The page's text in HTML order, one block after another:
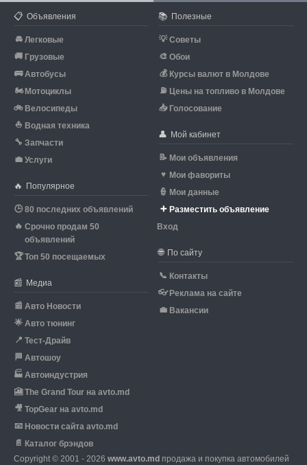
📋 Объявления
🚘 Легковые
🚚 Грузовые
🚌 Автобусы
🏍 Мотоциклы
🚲 Велосипеды
⛵ Водная техника
🔧 Запчасти
💼 Услуги
🔥 Популярное
🕒 80 последних объявлений
🔥 Срочно продам 50
объявлений
🏆Топ 50 посещаемых
📰 Медиа
📰 Авто Новости
🌟 Авто тюнинг
📍 Тест-Драйв
🏁 Автошоу
🏭 Автоиндустрия
🎦 The Grand Tour на avto.md
🎥 TopGear на avto.md
📧 Новости сайта avto.md
📄 Каталог брэндов
📚 Полезные
💡 Советы
🎨 Обои
💰 Курсы валют в Молдове
⛽ Цены на топливо в Молдове
📥 Голосование
👤 Мой кабинет
📝 Мои объявления
♥ Мои фавориты
👮 Мои данные
➕ Разместить объявление
Вход
🌐 По сайту
📞 Контакты
👓 Реклама на сайте
💼 Вакансии
Copyright © 2001 - 2026 www.avto.md продажа и покупка автомобилей